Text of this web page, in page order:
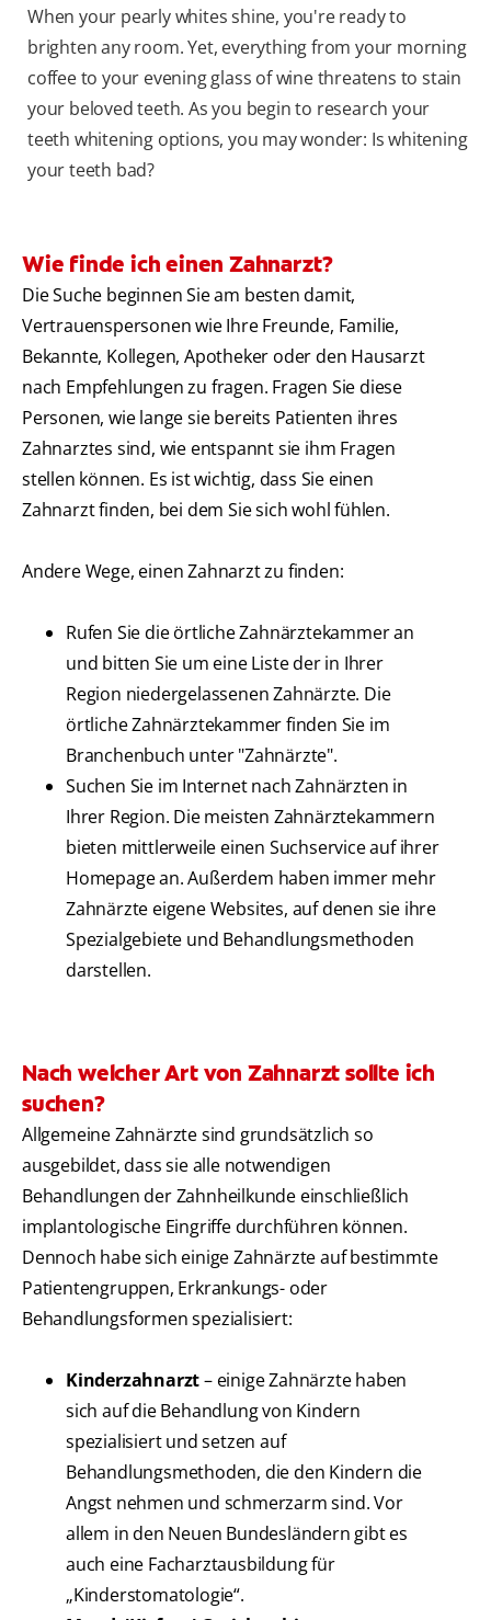
When your pearly whites shine, you're ready to
brighten any room. Yet, everything from your morning
coffee to your evening glass of wine threatens to stain
your beloved teeth. As you begin to research your
teeth whitening options, you may wonder: Is whitening
your teeth bad?
Wie finde ich einen Zahnarzt?
Die Suche beginnen Sie am besten damit,
Vertrauenspersonen wie Ihre Freunde, Familie,
Bekannte, Kollegen, Apotheker oder den Hausarzt
nach Empfehlungen zu fragen. Fragen Sie diese
Personen, wie lange sie bereits Patienten ihres
Zahnarztes sind, wie entspannt sie ihm Fragen
stellen können. Es ist wichtig, dass Sie einen
Zahnarzt finden, bei dem Sie sich wohl fühlen.
Andere Wege, einen Zahnarzt zu finden:
Rufen Sie die örtliche Zahnärztekammer an
und bitten Sie um eine Liste der in Ihrer
Region niedergelassenen Zahnärzte. Die
örtliche Zahnärztekammer finden Sie im
Branchenbuch unter "Zahnärzte".
Suchen Sie im Internet nach Zahnärzten in
Ihrer Region. Die meisten Zahnärztekammern
bieten mittlerweile einen Suchservice auf ihrer
Homepage an. Außerdem haben immer mehr
Zahnärzte eigene Websites, auf denen sie ihre
Spezialgebiete und Behandlungsmethoden
darstellen.
Nach welcher Art von Zahnarzt sollte ich
suchen?
Allgemeine Zahnärzte sind grundsätzlich so
ausgebildet, dass sie alle notwendigen
Behandlungen der Zahnheilkunde einschließlich
implantologische Eingriffe durchführen können.
Dennoch habe sich einige Zahnärzte auf bestimmte
Patientengruppen, Erkrankungs- oder
Behandlungsformen spezialisiert:
Kinderzahnarzt– einige Zahnärzte haben
sich auf die Behandlung von Kindern
spezialisiert und setzen auf
Behandlungsmethoden, die den Kindern die
Angst nehmen und schmerzarm sind. Vor
allem in den Neuen Bundesländern gibt es
auch eine Facharztausbildung für
„Kinderstomatologie“.